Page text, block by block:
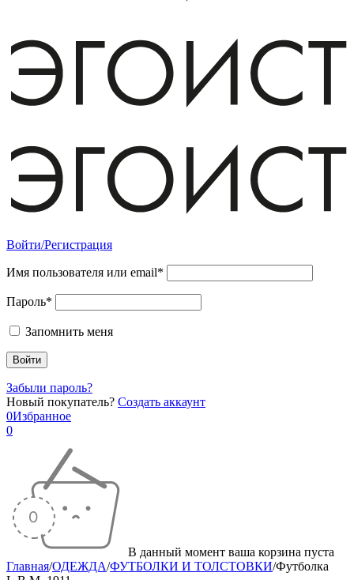
Войти/Регистрация
Имя пользователя или email*
Пароль*
Запомнить меня
Забыли пароль?
Новый покупатель? Создать аккаунт
0Избранное
0
В данный момент ваша корзина пуста
Главная/ОДЕЖДА/ФУТБОЛКИ И ТОЛСТОВКИ/Футболка